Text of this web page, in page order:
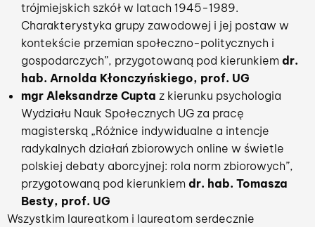
trójmiejskich szkół w latach 1945-1989.
Charakterystyka grupy zawodowej i jej postaw w
kontekście przemian społeczno-politycznych i
gospodarczych”, przygotowaną pod kierunkiem dr.
hab. Arnolda Kłonczyńskiego, prof. UG
mgr Aleksandrze Cupta z kierunku psychologia
Wydziału Nauk Społecznych UG za pracę
magisterską „Różnice indywidualne a intencje
radykalnych działań zbiorowych online w świetle
polskiej debaty aborcyjnej: rola norm zbiorowych”,
przygotowaną pod kierunkiem dr. hab. Tomasza
Besty, prof. UG
Wszystkim laureatkom i laureatom serdecznie